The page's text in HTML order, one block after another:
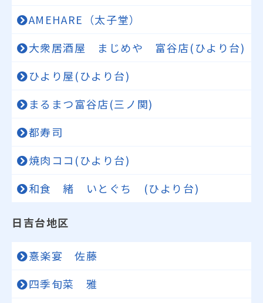
AMEHARE（太子堂）
大衆居酒屋 まじめや 富谷店(ひより台)
ひより屋(ひより台)
まるまつ富谷店(三ノ関)
都寿司
焼肉ココ(ひより台)
和食 緒 いとぐち (ひより台)
日吉台地区
憙楽宴 佐藤
四季旬菜 雅